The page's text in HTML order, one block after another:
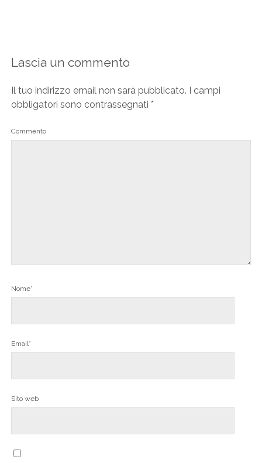
Lascia un commento
Il tuo indirizzo email non sarà pubblicato.
I campi
obbligatori sono contrassegnati *
Commento
Nome*
Email*
Sito web